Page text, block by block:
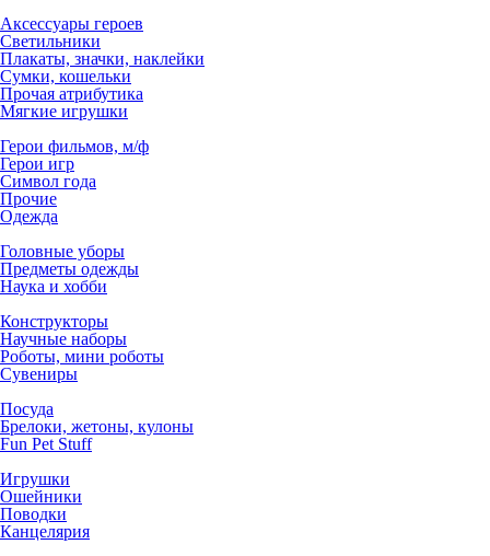
Аксессуары героев
Светильники
Плакаты, значки, наклейки
Сумки, кошельки
Прочая атрибутика
Мягкие игрушки
Герои фильмов, м/ф
Герои игр
Символ года
Прочие
Одежда
Головные уборы
Предметы одежды
Наука и хобби
Конструкторы
Научные наборы
Роботы, мини роботы
Сувениры
Посуда
Брелоки, жетоны, кулоны
Fun Pet Stuff
Игрушки
Ошейники
Поводки
Канцелярия